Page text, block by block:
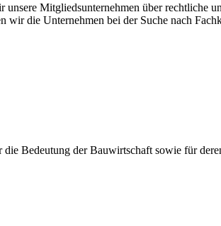
Mitgliedsunternehmen über rechtliche
die Unternehmen bei der Suche nach
Bedeutung der Bauwirtschaft sowie für